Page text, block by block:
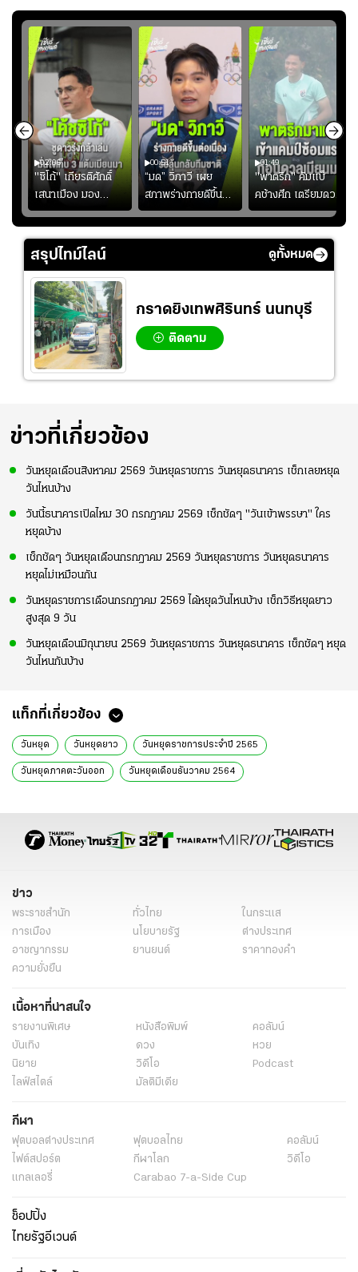
02:06
"ซิโก้" เกียรติศักดิ์
เสนาเมือง มอง
ว่าการเปิดโอกาสให้
แข้งดาวรุ่งลงสนาม
อย่างต่อเนื่อง
00:51
“มด” วิภาวี เผย
สภาพร่างกายดีขึ้น
อย่างต่อเนื่อง พร้อม
พยายามลงสนามให้
01:49
"พาตริก" คัมแบ็
คช้างศึก เตรียมดวล
เมียนมา อาเซียน คัพ
2026 #ฟุตบอล
#ทีมชาติไทย
สรุปไทม์ไลน์ ดูทั้งหมด
กราดยิงเทพศิรินทร์ นนทบุรี
ติดตาม
ข่าวที่เกี่ยวข้อง
วันหยุดเดือนสิงหาคม 2569 วันหยุดราชการ วันหยุดธนาคาร เช็กเลยหยุด
วันไหนบ้าง
วันนี้ธนาคารเปิดไหม 30 กรกฎาคม 2569 เช็กชัดๆ "วันเข้าพรรษา" ใคร
หยุดบ้าง
เช็กชัดๆ วันหยุดเดือนกรกฎาคม 2569 วันหยุดราชการ วันหยุดธนาคาร
หยุดไม่เหมือนกัน
วันหยุดราชการเดือนกรกฎาคม 2569 ได้หยุดวันไหนบ้าง เช็กวิธีหยุดยาว
สูงสุด 9 วัน
วันหยุดเดือนมิถุนายน 2569 วันหยุดราชการ วันหยุดธนาคาร เช็กชัดๆ หยุด
วันไหนกันบ้าง
แท็กที่เกี่ยวข้อง
วันหยุด วันหยุดยาว วันหยุดราชการประจำปี 2565
วันหยุดภาคตะวันออก วันหยุดเดือนธันวาคม 2564
วันหยุดราชการ วันหยุดราชการ 8 จังหวัด
ข่าว
พระราชสำนัก ทั่วไทย
ในกระแส
การเมือง
นโยบายรัฐ
ต่างประเทศ
อาชญากรรม
ยานยนต์
ราคาทองคำ
ความยั่งยืน
เนื้อหาที่น่าสนใจ
รายงานพิเศษ หนังสือพิมพ์
คอลัมน์
บันเทิง
ดวง
หวย
นิยาย
วิดีโอ
Podcast
ไลฟ์สไตล์
มัลติมีเดีย
กีฬา
ฟุตบอลต่่างประเทศ ฟุตบอลไทย
คอลัมน์
ไฟต์สปอร์ต
กีฬาโลก
วิดีโอ
แกลเลอรี่
Carabao 7-a-Side Cup
ช็อปปิ้ง
ไทยรัฐอีเวนต์